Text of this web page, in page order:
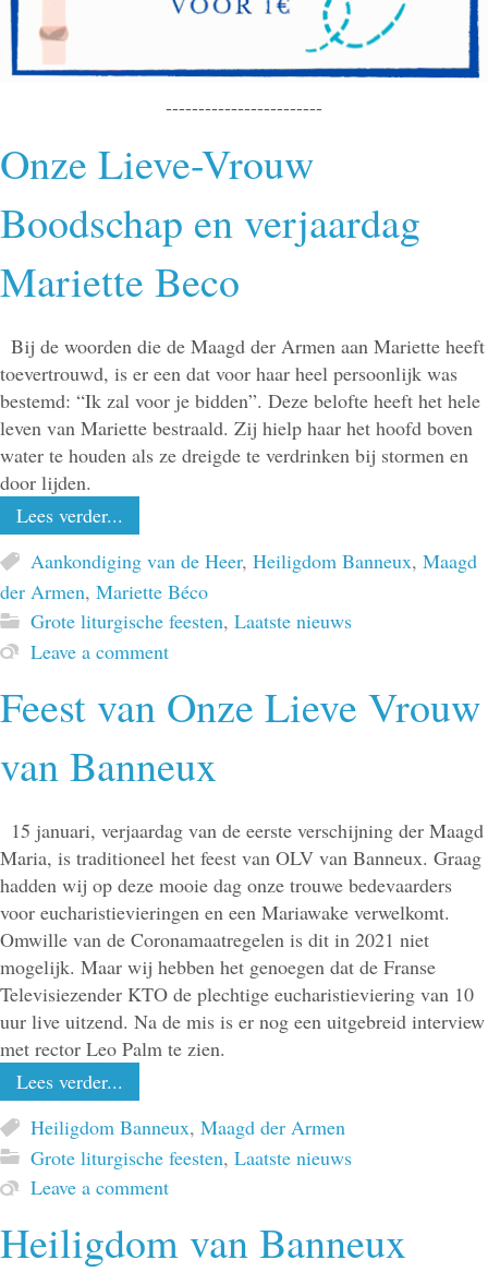
------------------------
Onze Lieve-Vrouw
Boodschap en verjaardag
Mariette Beco
Bij de woorden die de Maagd der Armen aan Mariette heeft
toevertrouwd, is er een dat voor haar heel persoonlijk was
bestemd: “Ik zal voor je bidden”. Deze belofte heeft het hele
leven van Mariette bestraald. Zij hielp haar het hoofd boven
water te houden als ze dreigde te verdrinken bij stormen en
door lijden.
Lees verder...
Aankondiging van de Heer, Heiligdom Banneux, Maagd
der Armen, Mariette Béco
Grote liturgische feesten, Laatste nieuws
Leave a comment
Feest van Onze Lieve Vrouw
van Banneux
15 januari, verjaardag van de eerste verschijning der Maagd
Maria, is traditioneel het feest van OLV van Banneux. Graag
hadden wij op deze mooie dag onze trouwe bedevaarders
voor eucharistievieringen en een Mariawake verwelkomt.
Omwille van de Coronamaatregelen is dit in 2021 niet
mogelijk. Maar wij hebben het genoegen dat de Franse
Televisiezender KTO de plechtige eucharistieviering van 10
uur live uitzend. Na de mis is er nog een uitgebreid interview
met rector Leo Palm te zien.
Lees verder...
Heiligdom Banneux, Maagd der Armen
Grote liturgische feesten, Laatste nieuws
Leave a comment
Heiligdom van Banneux